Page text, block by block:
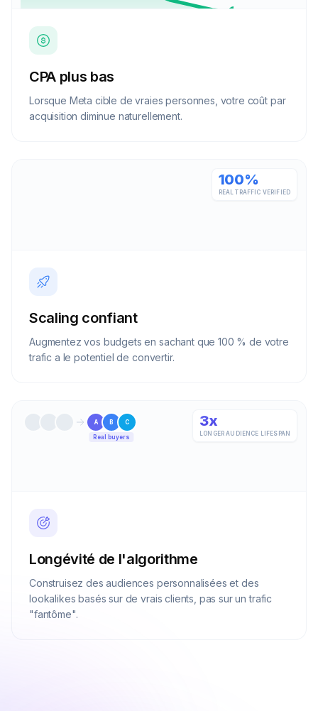
CPA plus bas
Lorsque Meta cible de vraies personnes, votre coût par
acquisition diminue naturellement.
100%
REAL TRAFFIC VERIFIED
Scaling confiant
Augmentez vos budgets en sachant que 100 % de votre
trafic a le potentiel de convertir.
A B C
Real buyers
3x
LONGER AUDIENCE LIFESPAN
Longévité de l'algorithme
Construisez des audiences personnalisées et des
lookalikes basés sur de vrais clients, pas sur un trafic
"fantôme".